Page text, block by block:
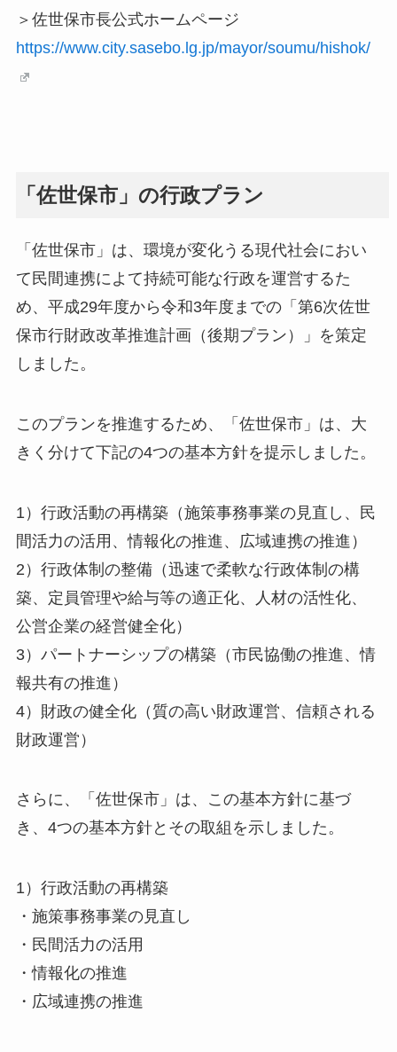
＞佐世保市長公式ホームページ
https://www.city.sasebo.lg.jp/mayor/soumu/hishok/
「佐世保市」の行政プラン
「佐世保市」は、環境が変化うる現代社会におい
て民間連携によて持続可能な行政を運営するた
め、平成29年度から令和3年度までの「第6次佐世
保市行財政改革推進計画（後期プラン）」を策定
しました。
このプランを推進するため、「佐世保市」は、大
きく分けて下記の4つの基本方針を提示しました。
1）行政活動の再構築（施策事務事業の見直し、民
間活力の活用、情報化の推進、広域連携の推進）
2）行政体制の整備（迅速で柔軟な行政体制の構
築、定員管理や給与等の適正化、人材の活性化、
公営企業の経営健全化）
3）パートナーシップの構築（市民協働の推進、情
報共有の推進）
4）財政の健全化（質の高い財政運営、信頼される
財政運営）
さらに、「佐世保市」は、この基本方針に基づ
き、4つの基本方針とその取組を示しました。
1）行政活動の再構築
・施策事務事業の見直し
・民間活力の活用
・情報化の推進
・広域連携の推進